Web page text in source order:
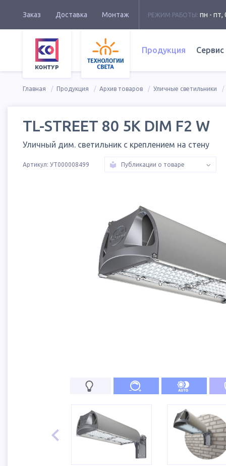
Заказ Доставка Монтаж РЕЖИМ РАБОТЫ: пн - пт,
Продукция Сервис
Главная Продукция Архив товаров Уличные светильники
TL-STREET 80 5K DIM F2 W
Уличный дим. светильник с креплением на стену
Артикул: УТ000008499 Публикации о товаре